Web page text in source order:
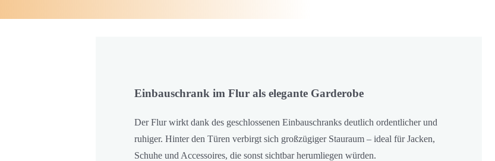
Einbauschrank im Flur als elegante Garderobe
Der Flur wirkt dank des geschlossenen Einbauschranks deutlich ordentlicher und
ruhiger. Hinter den Türen verbirgt sich großzügiger Stauraum – ideal für Jacken,
Schuhe und Accessoires, die sonst sichtbar herumliegen würden.